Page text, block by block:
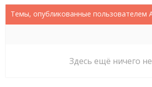
Темы, опубликованные пользователем
Здесь ещё ничего